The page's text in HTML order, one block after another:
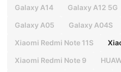
Galaxy A14 Galaxy A12 5G
Galaxy A05 Galaxy A04S
Xiaomi Redmi Note 11S
Xiaomi Redmi Note 9